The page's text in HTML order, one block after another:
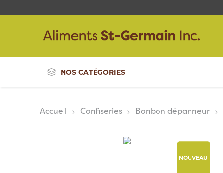
NOS CATÉGORIES
Accueil Confiseries Bonbon dépanneur
NOUVEAU